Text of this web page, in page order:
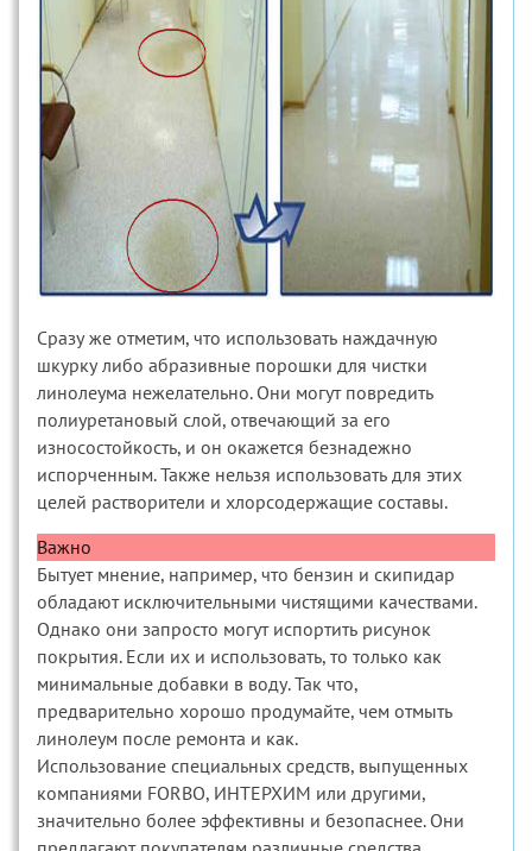
Сразу же отметим, что использовать наждачную
шкурку либо абразивные порошки для чистки
линолеума нежелательно. Они могут повредить
полиуретановый слой, отвечающий за его
износостойкость, и он окажется безнадежно
испорченным. Также нельзя использовать для этих
целей растворители и хлорсодержащие составы.
Важно
Бытует мнение, например, что бензин и скипидар
обладают исключительными чистящими качествами.
Однако они запросто могут испортить рисунок
покрытия. Если их и использовать, то только как
минимальные добавки в воду. Так что,
предварительно хорошо продумайте, чем отмыть
линолеум после ремонта и как.
Использование специальных средств, выпущенных
компаниями FORBO, ИНТЕРХИМ или другими,
значительно более эффективны и безопаснее. Они